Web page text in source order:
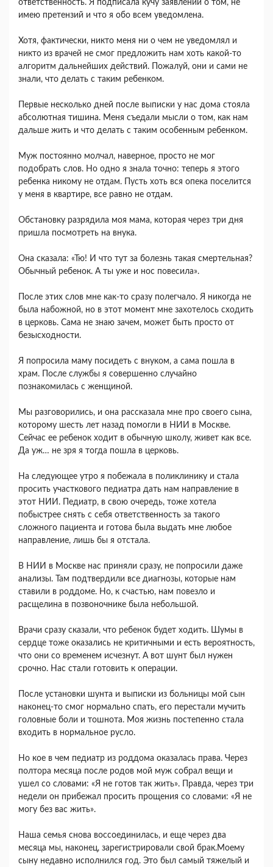
ответственность. Я подписала кучу заявлений о том, не
имею претензий и что я обо всем уведомлена.
Хотя, фактически, никто меня ни о чем не уведомлял и
никто из врачей не смог предложить нам хоть какой-то
алгоритм дальнейших действий. Пожалуй, они и сами не
знали, что делать с таким ребенком.
Первые несколько дней после выписки у нас дома стояла
абсолютная тишина. Меня съедали мысли о том, как нам
дальше жить и что делать с таким особенным ребенком.
Муж постоянно молчал, наверное, просто не мог
подобрать слов. Но одно я знала точно: теперь я этого
ребенка никому не отдам. Пусть хоть вся опека поселится
у меня в квартире, все равно не отдам.
Обстановку разрядила моя мама, которая через три дня
пришла посмотреть на внука.
Она сказала: «Тю! И что тут за болезнь такая смертельная?
Обычный ребенок. А ты уже и нос повесила».
После этих слов мне как-то сразу полегчало. Я никогда не
была набожной, но в этот момент мне захотелось сходить
в церковь. Сама не знаю зачем, может быть просто от
безысходности.
Я попросила маму посидеть с внуком, а сама пошла в
храм. После службы я совершенно случайно
познакомилась с женщиной.
Мы разговорились, и она рассказала мне про своего сына,
которому шесть лет назад помогли в НИИ в Москве.
Сейчас ее ребенок ходит в обычную школу, живет как все.
Да уж… не зря я тогда пошла в церковь.
На следующее утро я побежала в поликлинику и стала
просить участкового педиатра дать нам направление в
этот НИИ. Педиатр, в свою очередь, тоже хотела
побыстрее снять с себя ответственность за такого
сложного пациента и готова была выдать мне любое
направление, лишь бы я отстала.
В НИИ в Москве нас приняли сразу, не попросили даже
анализы. Там подтвердили все диагнозы, которые нам
ставили в роддоме. Но, к счастью, нам повезло и
расщелина в позвоночнике была небольшой.
Врачи сразу сказали, что ребенок будет ходить. Шумы в
сердце тоже оказались не критичными и есть вероятность,
что они со временем исчезнут. А вот шунт был нужен
срочно. Нас стали готовить к операции.
После установки шунта и выписки из больницы мой сын
наконец-то смог нормально спать, его перестали мучить
головные боли и тошнота. Моя жизнь постепенно стала
входить в нормальное русло.
Но кое в чем педиатр из роддома оказалась права. Через
полтора месяца после родов мой муж собрал вещи и
ушел со словами: «Я не готов так жить». Правда, через три
недели он прибежал просить прощения со словами: «Я не
могу без вас жить».
Наша семья снова воссоединилась, и еще через два
месяца мы, наконец, зарегистрировали свой брак.Моему
сыну недавно исполнился год. Это был самый тяжелый и